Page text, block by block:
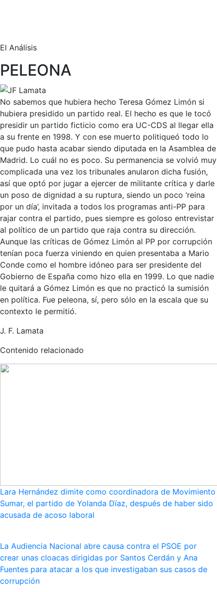
El Análisis
PELEONA
No sabemos que hubiera hecho Teresa Gómez Limón si
hubiera presidido un partido real. El hecho es que le tocó
presidir un partido ficticio como era UC-CDS al llegar ella
a su frente en 1998. Y con ese muerto politiqueó todo lo
que pudo hasta acabar siendo diputada en la Asamblea de
Madrid. Lo cuál no es poco. Su permanencia se volvió muy
complicada una vez los tribunales anularon dicha fusión,
así que optó por jugar a ejercer de militante crítica y darle
un poso de dignidad a su ruptura, siendo un poco ‘reina
por un día’, invitada a todos los programas anti-PP para
rajar contra el partido, pues siempre es goloso entrevistar
al político de un partido que raja contra su dirección.
Aunque las críticas de Gómez Limón al PP por corrupción
tenían poca fuerza viniendo en quien presentaba a Mario
Conde como el hombre idóneo para ser presidente del
Gobierno de España como hizo ella en 1999. Lo que nadie
le quitará a Gómez Limón es que no practicó la sumisión
en política. Fue peleona, sí, pero sólo en la escala que su
contexto le permitió.
J. F. Lamata
Contenido relacionado
Lara Hernández dimite como coordinadora de Movimiento
Sumar, el partido de Yolanda Dïaz, después de haber sido
acusada de acoso laboral
La Audiencia Nacional abre causa contra el PSOE por
crear unas cloacas dirigidas por Santos Cerdán y Ana
Fuentes para atacar a los que investigaban sus casos de
corrupción